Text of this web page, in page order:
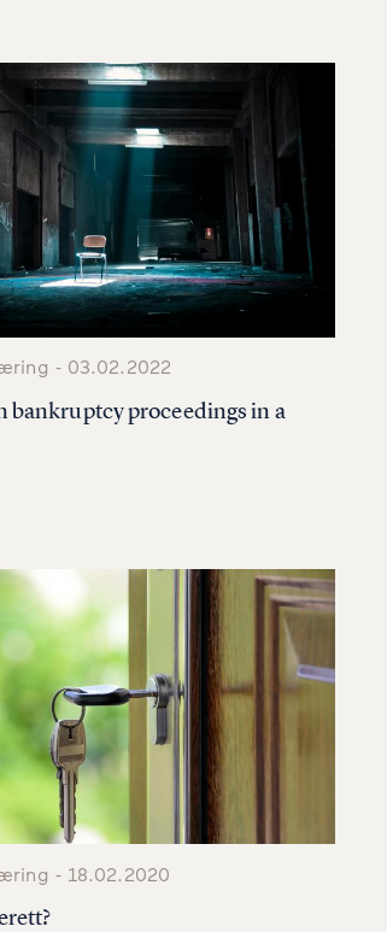
- 03.02.2022
bankruptcy proceedings in a
- 18.02.2020